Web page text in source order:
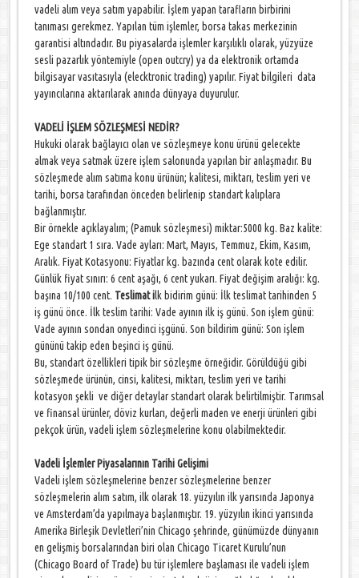
vadeli alım veya satım yapabilir. İşlem yapan tarafların birbirini
tanıması gerekmez. Yapılan tüm işlemler, borsa takas merkezinin
garantisi altındadır. Bu piyasalarda işlemler karşılıklı olarak, yüzyüze
sesli pazarlık yöntemiyle (open outcry) ya da elektronik ortamda
bilgisayar vasıtasıyla (elecktronic trading) yapılır. Fiyat bilgileri data
yayıncılarına aktarılarak anında dünyaya duyurulur.
VADELİ İŞLEM SÖZLEŞMESİ NEDİR?
Hukuki olarak bağlayıcı olan ve sözleşmeye konu ürünü gelecekte
almak veya satmak üzere işlem salonunda yapılan bir anlaşmadır. Bu
sözleşmede alım satıma konu ürünün; kalitesi, miktarı, teslim yeri ve
tarihi, borsa tarafından önceden belirlenip standart kalıplara
bağlanmıştır.
Bir örnekle açıklayalım; (Pamuk sözleşmesi) miktar:5000 kg. Baz kalite:
Ege standart 1 sıra. Vade ayları: Mart, Mayıs, Temmuz, Ekim, Kasım,
Aralık. Fiyat Kotasyonu: Fiyatlar kg. bazında cent olarak kote edilir.
Günlük fiyat sınırı: 6 cent aşağı, 6 cent yukarı. Fiyat değişim aralığı: kg.
başına 10/100 cent. Teslimat ilk bidirim günü: İlk teslimat tarihinden 5
iş günü önce. İlk teslim tarihi: Vade ayının ilk iş günü. Son işlem günü:
Vade ayının sondan onyedinci işgünü. Son bildirim günü: Son işlem
gününü takip eden beşinci iş günü.
Bu, standart özellikleri tipik bir sözleşme örneğidir. Görüldüğü gibi
sözleşmede ürünün, cinsi, kalitesi, miktarı, teslim yeri ve tarihi
kotasyon şekli ve diğer detaylar standart olarak belirtilmiştir. Tarımsal
ve finansal ürünler, döviz kurları, değerli maden ve enerji ürünleri gibi
pekçok ürün, vadeli işlem sözleşmelerine konu olabilmektedir.
Vadeli İşlemler Piyasalarının Tarihi Gelişimi
Vadeli işlem sözleşmelerine benzer sözleşmelerine benzer
sözleşmelerin alım satım, ilk olarak 18. yüzyılın ilk yarısında Japonya
ve Amsterdam’da yapılmaya başlanmıştır. 19. yüzyılın ikinci yarısında
Amerika Birleşik Devletleri’nin Chicago şehrinde, günümüzde dünyanın
en gelişmiş borsalarından biri olan Chicago Ticaret Kurulu’nun
(Chicago Board of Trade) bu tür işlemlere başlaması ile vadeli işlem